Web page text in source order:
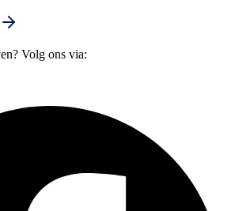
Volg ons via: